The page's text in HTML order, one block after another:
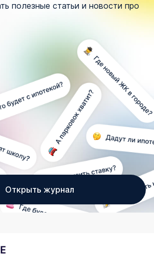
полезные статьи и новости про
Открыть журнал